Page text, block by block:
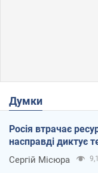
Думки
Росія втрачає
насправді диктує
Сергій Місюра